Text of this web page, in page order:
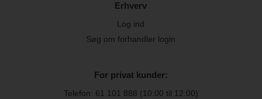
Erhverv
Log ind
Søg om forhandler login
For privat kunder:
Telefon: 61 101 888 (10:00 til 12:00)